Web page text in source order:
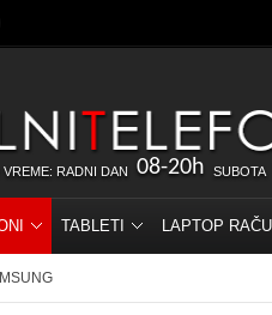
VREME: RADNI DAN 08-20h SUBOTA
TABLETI LAPTOP